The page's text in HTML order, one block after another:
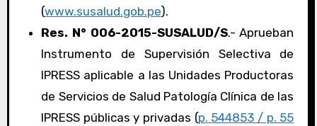
(www.susalud.gob.pe).
Res. N° 006-2015-SUSALUD/S.- Aprueban
Instrumento de Supervisión Selectiva de
IPRESS aplicable a las Unidades Productoras
de Servicios de Salud Patología Clínica de las
IPRESS públicas y privadas (p. 544853 / p. 55